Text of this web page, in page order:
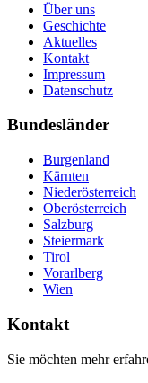
Über uns
Geschichte
Aktuelles
Kontakt
Impressum
Datenschutz
Bundesländer
Burgenland
Kärnten
Niederösterreich
Oberösterreich
Salzburg
Steiermark
Tirol
Vorarlberg
Wien
Kontakt
Sie möchten mehr